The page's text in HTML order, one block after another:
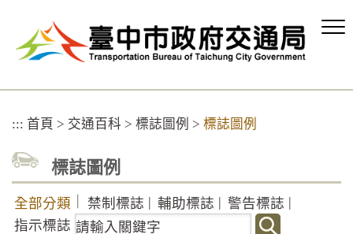
容
::: 首頁 > 交通百科 > 標誌圖例 > 標誌圖例
標誌圖例
全部分類 禁制標誌 | 輔助標誌 | 警告標誌 |
指示標誌 關